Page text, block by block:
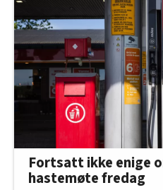
Fortsatt ikke enige
hastemøte fredag